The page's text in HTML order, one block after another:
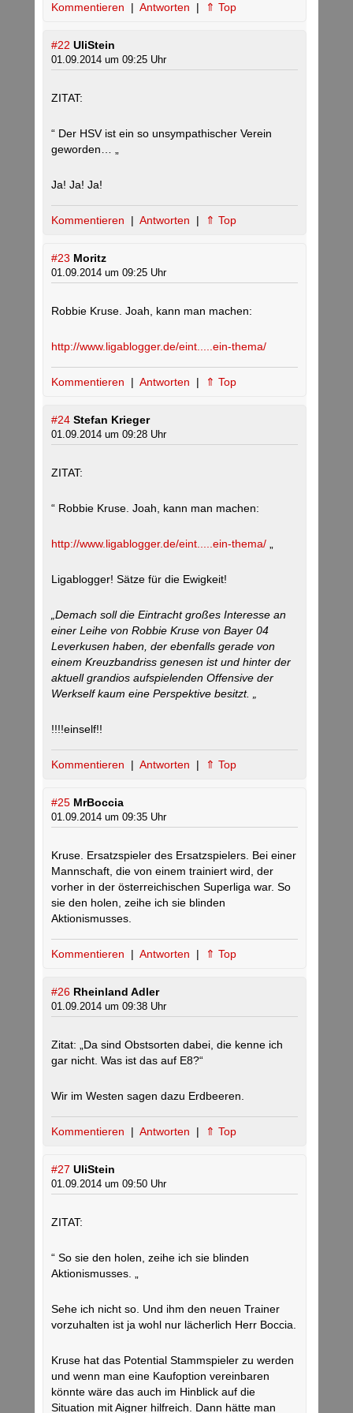
Kommentieren | Antworten | ⇑ Top
#22 UliStein
01.09.2014 um 09:25 Uhr
ZITAT:
“ Der HSV ist ein so unsympathischer Verein
geworden… „
Ja! Ja! Ja!
Kommentieren | Antworten | ⇑ Top
#23 Moritz
01.09.2014 um 09:25 Uhr
Robbie Kruse. Joah, kann man machen:
http://www.ligablogger.de/eint.....ein-thema/
Kommentieren | Antworten | ⇑ Top
#24 Stefan Krieger
01.09.2014 um 09:28 Uhr
ZITAT:
“ Robbie Kruse. Joah, kann man machen:
http://www.ligablogger.de/eint.....ein-thema/
Ligablogger! Sätze für die Ewigkeit!
„Demach soll die Eintracht großes Interesse an
einer Leihe von Robbie Kruse von Bayer 04
Leverkusen haben, der ebenfalls gerade von
einem Kreuzbandriss genesen ist und hinter der
aktuell grandios aufspielenden Offensive der
Werkself kaum eine Perspektive besitzt. „
!!!!einself!!
Kommentieren | Antworten | ⇑ Top
#25 MrBoccia
01.09.2014 um 09:35 Uhr
Kruse. Ersatzspieler des Ersatzspielers. Bei einer
Mannschaft, die von einem trainiert wird, der
vorher in der österreichischen Superliga war. So
sie den holen, zeihe ich sie blinden
Aktionismusses.
Kommentieren | Antworten | ⇑ Top
#26 Rheinland Adler
01.09.2014 um 09:38 Uhr
Zitat: „Da sind Obstsorten dabei, die kenne ich
gar nicht. Was ist das auf E8?“
Wir im Westen sagen dazu Erdbeeren.
Kommentieren | Antworten | ⇑ Top
#27 UliStein
01.09.2014 um 09:50 Uhr
ZITAT:
“ So sie den holen, zeihe ich sie blinden
Aktionismusses. „
Sehe ich nicht so. Und ihm den neuen Trainer
vorzuhalten ist ja wohl nur lächerlich Herr Boccia.
Kruse hat das Potential Stammspieler zu werden
und wenn man eine Kaufoption vereinbaren
könnte wäre das auch im Hinblick auf die
Situation mit Aigner hilfreich. Dann hätte man